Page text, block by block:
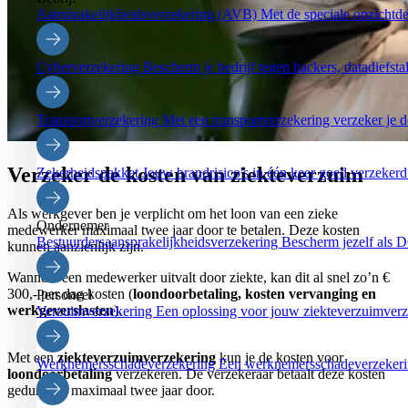
Aansprakelijkheidsverzekering (AVB) Met de speciale
Cyberverzekering Bescherm je bedrijf tegen hackers,
Transportverzekering Met een transportverzekering verzeker je
ZekerheidspakketJouw brandrisico's in één keer goed
Ondernemer
Bestuurdersaansprakelijkheidsverzekering Bescherm jezelf als
Personeel
Verzuimverzekering Een oplossing voor jouw
WerknemersschadeverzekeringEen
Verzeker de kosten van ziekteverzuim
Als werkgever ben je verplicht om het loon van een zieke
medewerker maximaal twee jaar door te betalen. Deze kosten
kunnen aanzienlijk zijn.
Wanneer een medewerker uitvalt door ziekte, kan dit al snel zo’n €
300,- per dag kosten (loondoorbetaling, kosten vervanging en
werkgeverslasten).
Met eenziekteverzuimverzekeringkun je de kosten voor
loondoorbetalingverzekeren. De verzekeraar betaalt deze kosten
gedurende maximaal twee jaar door.